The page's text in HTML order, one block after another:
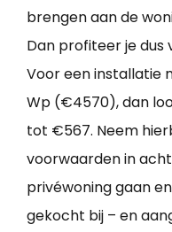
brengen aan de
Dan profiteer je dus
Voor een installatie
Wp (€4570), dan
tot €567. Neem
voorwaarden in
privéwoning gaan
gekocht bij – en